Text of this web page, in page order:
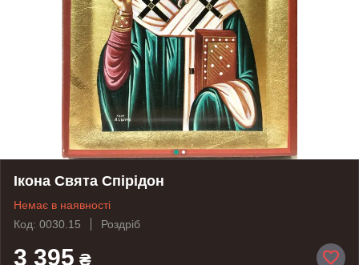
Ікона Свята Спірідон
Немає в наявності
Код: 0030.15
Роздріб
3 395 ₴